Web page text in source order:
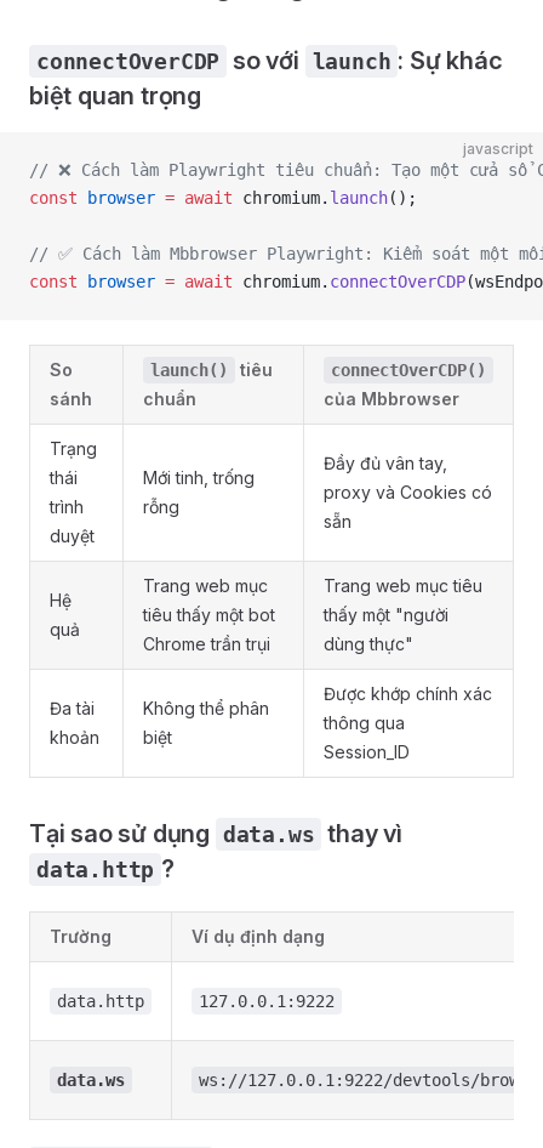
connectOverCDP so với launch : Sự khác
biệt quan trọng
javascript
// ❌ Cách làm Playwright tiêu chuẩn: Tạo một cửa sổ
const browser = await chromium. launch();
// ✅ Cách làm Mbbrowser Playwright: Kiểm soát một
const browser = await chromium. connectOverCDP
So
sánh
launch()
tiêu
chuẩn
connectOverCDP()
của Mbbrowser
Trạng
thái
trình
duyệt
Mới tinh, trống
rỗng
Đầy đủ vân tay,
proxy và Cookies có
sẵn
Hệ
quả
Trang web mục
tiêu thấy một bot
Chrome trần trụi
Trang web mục tiêu
thấy một "người
dùng thực"
Đa tài
khoản
Không thể phân
biệt
Được khớp chính xác
thông qua
Session_ID
Tại sao sử dụng data.ws thay vì
data.http ?
Trường Ví dụ định dạng
data.http 127.0.0.1:9222
data.ws ws://127.0.0.1:9222/devtools/